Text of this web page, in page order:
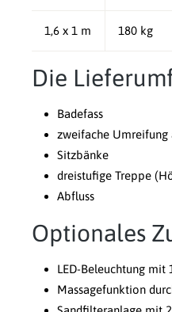
1,6 x 1 m 180 kg
Die
Badefass
zweifache Umreifung
Sitzbänke
dreistufige Treppe
Abfluss
Optionales
LED-Beleuchtung mit
Massagefunktion